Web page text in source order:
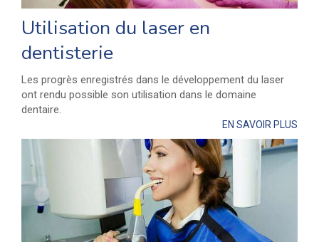
Utilisation du laser en
dentisterie
Les progrès enregistrés dans le développement du laser
ont rendu possible son utilisation dans le domaine
dentaire.
EN SAVOIR PLUS